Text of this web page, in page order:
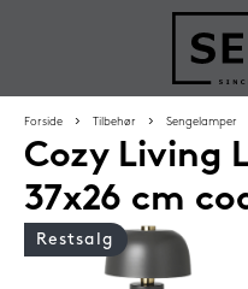
Forside Tilbehør Sengelamper
Cozy Living
37x26 cm
Restsalg